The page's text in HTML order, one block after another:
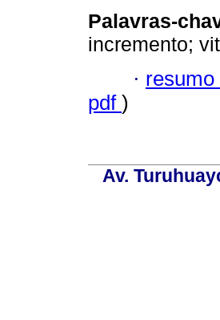
Palavras-
incremento;
· resumo
pdf )
Av.